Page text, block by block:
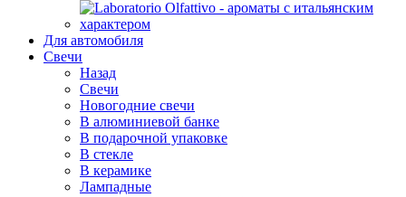
Для автомобиля
Свечи
Назад
Свечи
Новогодние свечи
В алюминиевой банке
В подарочной упаковке
В стекле
В керамике
Лампадные